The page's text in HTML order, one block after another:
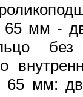
мм -
мм: